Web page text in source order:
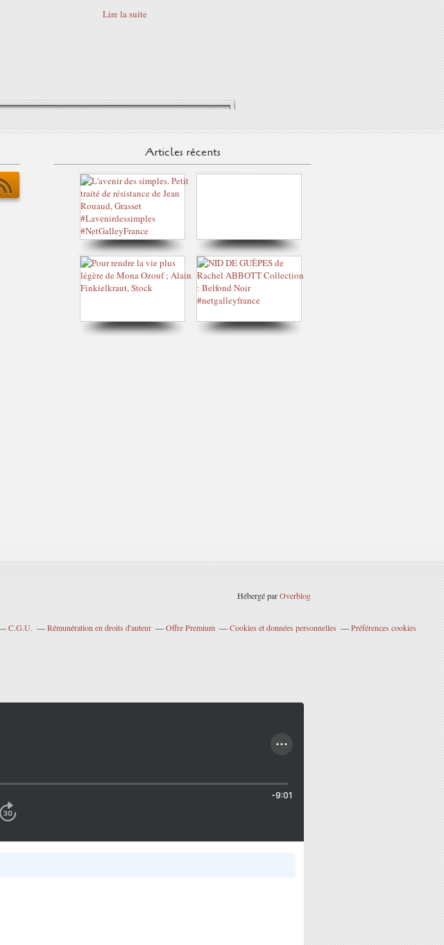
Lire la suite
Articles récents
Hébergé parOverblog
C.G.U. Rémunération en droits d'auteur Offre Premium Cookies et données personnelles Préférences cookies
-9:01